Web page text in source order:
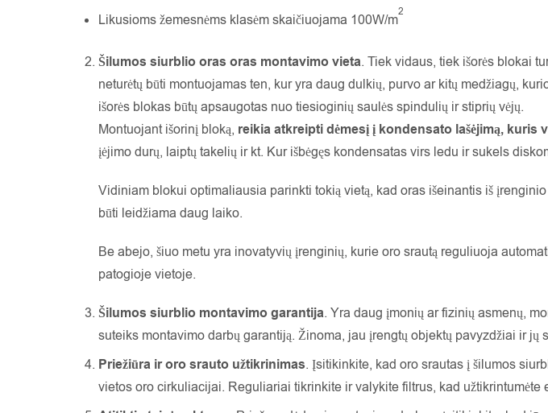
Likusioms žemesnėms klasėm skaičiuojama 100W/m2
Šilumos siurblio oras oras montavimo vieta. Tiek vidaus, tiek išorės blokai
neturėtų būti montuojamas ten, kur yra daug dulkių, purvo ar kitų medžiagų,
išorės blokas būtų apsaugotas nuo tiesioginių saulės spindulių ir stiprių vėjų.
Montuojant išorinį bloką, reikia atkreipti dėmesį į kondensato lašėjimą, kuris
įėjimo durų, laiptų takelių ir kt. Kur išbėgęs kondensatas virs ledu ir sukels
Vidiniam blokui optimaliausia parinkti tokią vietą, kad oras išeinantis iš
būti leidžiama daug laiko.
Be abejo, šiuo metu yra inovatyvių įrenginių, kurie oro srautą reguliuoja
patogioje vietoje.
Šilumos siurblio montavimo garantija. Yra daug įmonių ar fizinių asmenų,
suteiks montavimo darbų garantiją. Žinoma, jau įrengtų objektų pavyzdžiai ir jų
Priežiūra ir oro srauto užtikrinimas. Įsitikinkite, kad oro srautas į šilumos
vietos oro cirkuliacijai. Reguliariai tikrinkite ir valykite filtrus, kad užtikrintumėte